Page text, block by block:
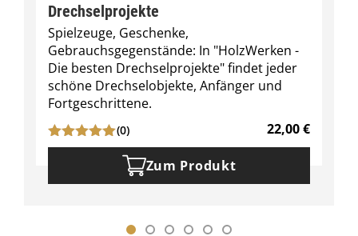
Drechselprojekte
Spielzeuge, Geschenke,
Gebrauchsgegenstände: In "HolzWerken -
Die besten Drechselprojekte" findet jeder
schöne Drechselobjekte, Anfänger und
Fortgeschrittene.
(0) 22,00€
Zum Produkt